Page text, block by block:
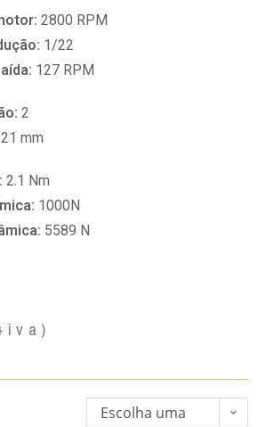
2800 RPM
1/22
127 RPM
2
mm
2.1 Nm
1000N
5589 N
Escolha uma